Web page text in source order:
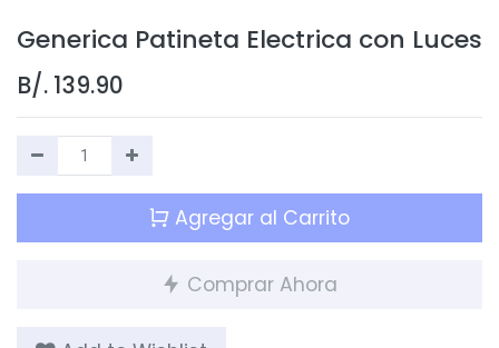
Generica Patineta Electrica con Luces
B/. 139.90
Agregar al Carrito
Comprar Ahora